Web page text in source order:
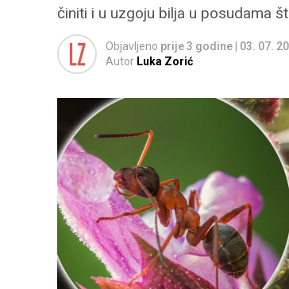
činiti i u uzgoju bilja u posudama
Objavljeno prije 3 godine
03. 07.
Autor Luka Zorić